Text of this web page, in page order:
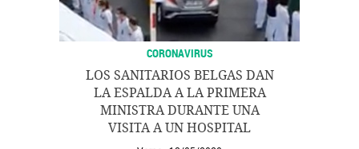
CORONAVIRUS
LOS SANITARIOS BELGAS DAN
LA ESPALDA A LA PRIMERA
MINISTRA DURANTE UNA
VISITA A UN HOSPITAL